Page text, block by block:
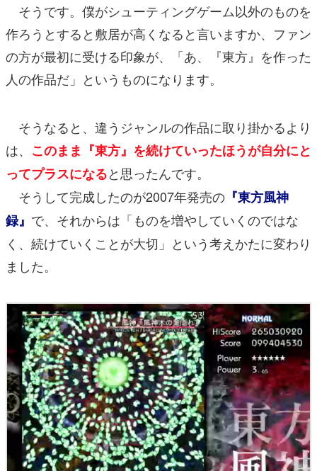
そうです。僕がシューティングゲーム以外のものを
作ろうとすると敷居が高くなると言いますか、ファン
の方が最初に受ける印象が、「あ、『東方』を作った
人の作品だ」というものになります。
そうなると、違うジャンルの作品に取り掛かるより
は、 このまま『東方』を続けていったほうが自分にと
ってプラスになると思ったんです。
そうして完成したのが2007年発売の 『東方風神
録』 で、それからは「ものを増やしていくのではな
く、続けていくことが大切」という考えかたに変わり
ました。